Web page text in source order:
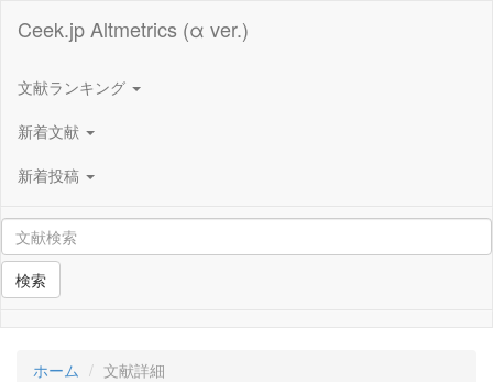
Ceek.jp Altmetrics (α ver.)
文献ランキング
新着文献
新着投稿
検索
ホーム 文献詳細